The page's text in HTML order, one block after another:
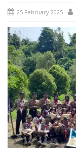
25 February 2025